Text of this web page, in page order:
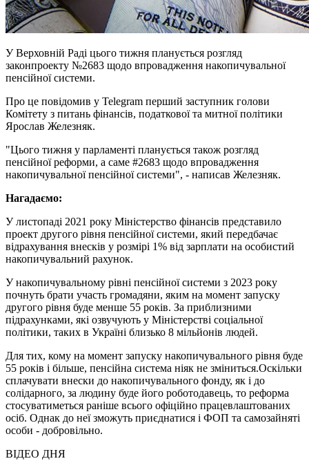
У Верховній Раді цього тижня планується розгляд
законпроекту №2683 щодо впровадження накопичувальної
пенсійної системи.
Про це повідомив у Telegram перший заступник голови
Комітету з питань фінансів, податкової та митної політики
Ярослав Железняк.
"Цього тижня у парламенті планується також розгляд
пенсійної реформи, а саме #2683 щодо впровадження
накопичувальної пенсійної системи", - написав Железняк.
Нагадаємо:
У листопаді 2021 року Міністерство фінансів представило
проект другого рівня пенсійної системи, який передбачає
відрахування внесків у розмірі 1% від зарплати на особистий
накопичувальний рахунок.
У накопичувальному рівні пенсійної системи з 2023 року
почнуть брати участь громадяни, яким на момент запуску
другого рівня буде менше 55 років. За приблизними
підрахунками, які озвучують у Міністерстві соціальної
політики, таких в Україні близько 8 мільйонів людей.
Для тих, кому на момент запуску накопичувального рівня буде
55 років і більше, пенсійна система ніяк не зміниться.Оскільки
сплачувати внески до накопичувального фонду, як і до
солідарного, за людину буде його роботодавець, то реформа
стосуватиметься раніше всього офіційно працевлаштованих
осіб. Однак до неї зможуть приєднатися і ФОП та самозайняті
особи - добровільно.
ВІДЕО ДНЯ